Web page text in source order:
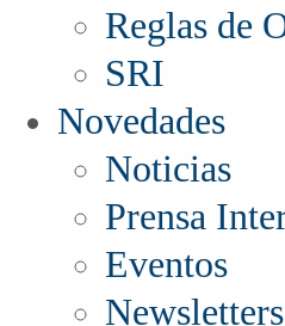
Reglas de
SRI
Novedades
Noticias
Prensa
Eventos
Newsletters